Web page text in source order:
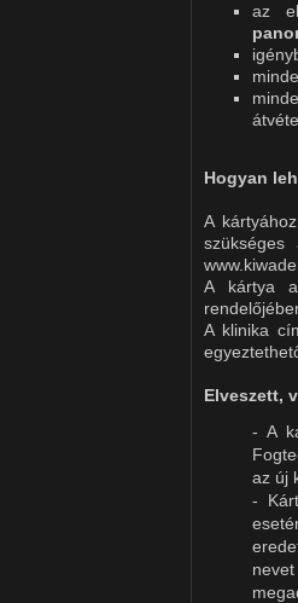
az
Hogyan
A
szükséges
A kártya a
A klinika
Elveszett,
- A
az új
-